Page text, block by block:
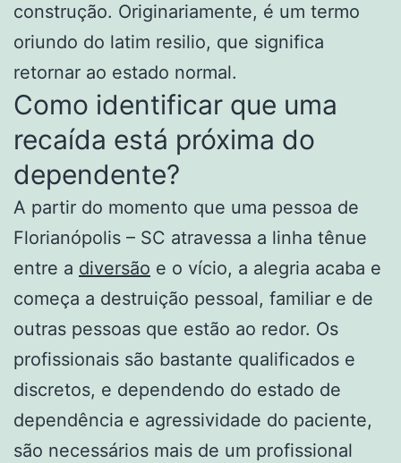
construção. Originariamente, é um termo
oriundo do latim resilio, que significa
retornar ao estado normal.
Como identificar que uma
recaída está próxima do
dependente?
A partir do momento que uma pessoa de
Florianópolis – SC atravessa a linha tênue
entre a diversão e o vício, a alegria acaba e
começa a destruição pessoal, familiar e de
outras pessoas que estão ao redor. Os
profissionais são bastante qualificados e
discretos, e dependendo do estado de
dependência e agressividade do paciente,
são necessários mais de um profissional